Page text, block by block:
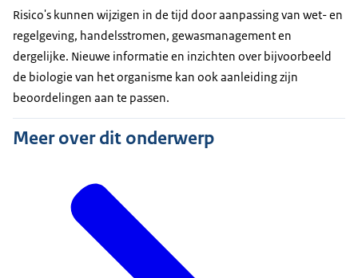
Risico's kunnen wijzigen in de tijd door aanpassing van wet- en
regelgeving, handelsstromen, gewasmanagement en
dergelijke. Nieuwe informatie en inzichten over bijvoorbeeld
de biologie van het organisme kan ook aanleiding zijn
beoordelingen aan te passen.
Meer over dit onderwerp